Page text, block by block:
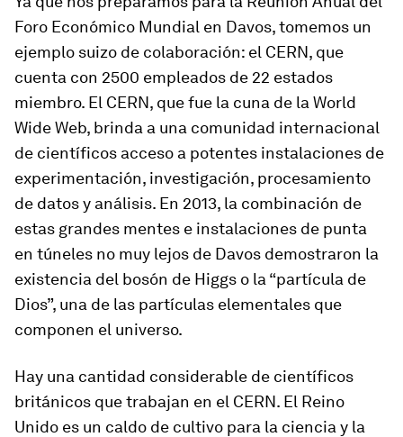
Foro Económico Mundial en Davos, tomemos un
ejemplo suizo de colaboración: el CERN, que
cuenta con 2500 empleados de 22 estados
miembro. El CERN, que fue la cuna de la World
Wide Web, brinda a una comunidad internacional
de científicos acceso a potentes instalaciones de
experimentación, investigación, procesamiento
de datos y análisis. En 2013, la combinación de
estas grandes mentes e instalaciones de punta
en túneles no muy lejos de Davos demostraron la
existencia del bosón de Higgs o la “partícula de
Dios”, una de las partículas elementales que
componen el universo.
Hay una cantidad considerable de científicos
británicos que trabajan en el CERN. El Reino
Unido es un caldo de cultivo para la ciencia y la